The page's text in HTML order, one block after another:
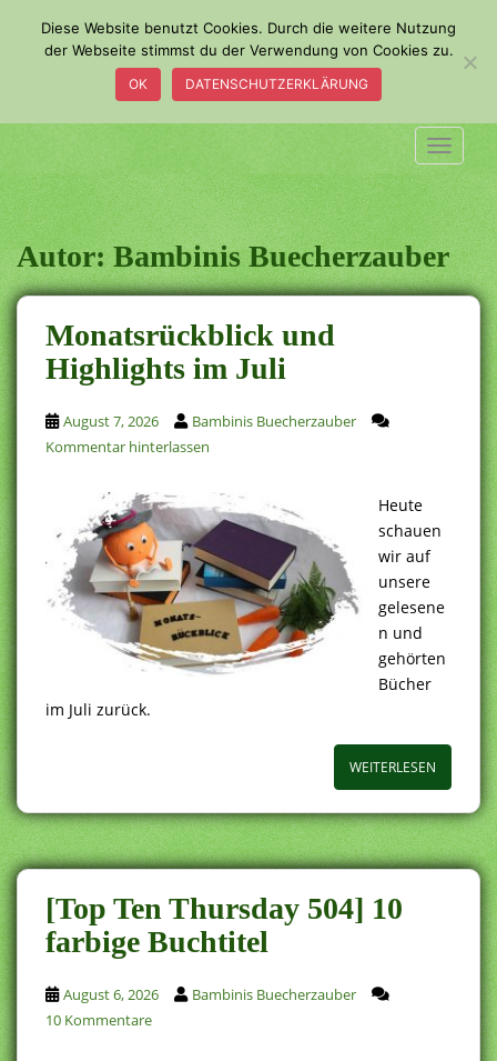
m
a
i
n
c
o
n
t
e
n
t
Autor:Bambinis Buecherzauber
Monatsrückblick und
Highlights im Juli
August 7, 2026
Bambinis Buecherzauber
Kommentar hinterlassen
Heute
schauen
wir auf
unsere
gelesene
n und
gehörten
Bücher
im Juli zurück.
WEITERLESEN
[Top Ten Thursday 504] 10
farbige Buchtitel
August 6, 2026
Bambinis Buecherzauber
10 Kommentare
Diese Website benutzt Cookies. Durch die weitere Nutzung
der Webseite stimmst du der Verwendung von Cookies zu.
OK DATENSCHUTZERKLÄRUNG